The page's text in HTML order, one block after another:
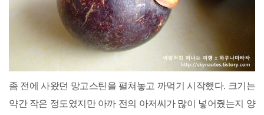
좀 전에 사왔던 망고스틴을 펼쳐놓고 까먹기 시작했다. 크기는
약간 작은 정도였지만 아까 전의 아저씨가 많이 넣어줬는지 양